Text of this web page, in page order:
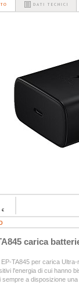
€
carica
TA845 per carica
l'energia di cui hanno
a disposizione una